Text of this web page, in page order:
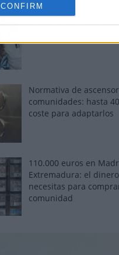
CONFIRM
La salud mental ya
cinco bajas laborales
Normativa de
comunidades: hasta
coste para adaptarlos
110.000 euros en
Extremadura: el
necesitas para
comunidad